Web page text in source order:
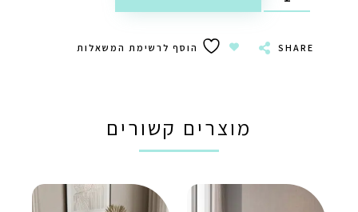
SHARE הוסף לרשימת המשאלות
מוצרים קשורים